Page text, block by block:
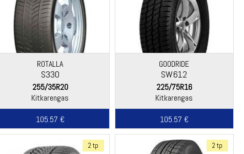
ROTALLA
S330
255/35R20
Kitkarengas
105.57 €
GOODRIDE
SW612
225/75R16
Kitkarengas
105.57 €
2 tp 2 tp